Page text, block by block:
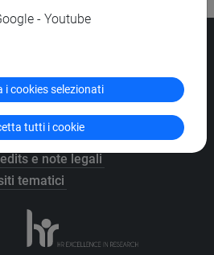
80007720271
e note legali
tematici
- Youtube
i cookies selezionati
tutti i cookie